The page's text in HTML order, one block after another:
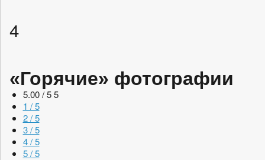
4
«Горячие» фотографии
5.00 / 5 5
1 / 5
2 / 5
3 / 5
4 / 5
5 / 5